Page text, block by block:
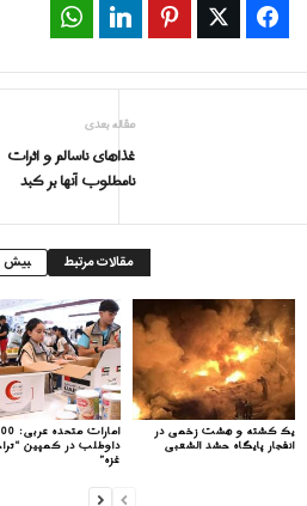
Facebook
Twitter
Pinterest
LinkedIn
مقاله بعدی
غذاهای ناسالم و اثرات
نامطلوب آنها بر کبد
مقالات مرتبط بیش
امارات
داوطلب در کمپین
غزه”
یک کشته و هشت زخمی در
انفجار پایگاه حشد الشعبی